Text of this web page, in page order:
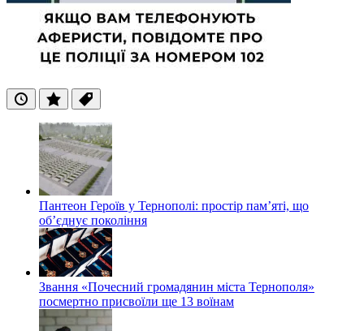
ОстанніПопулярні
Теги
Пантеон Героїв у Тернополі: простір пам’яті, що
об’єднує покоління
Звання «Почесний громадянин міста Тернополя»
посмертно присвоїли ще 13 воїнам